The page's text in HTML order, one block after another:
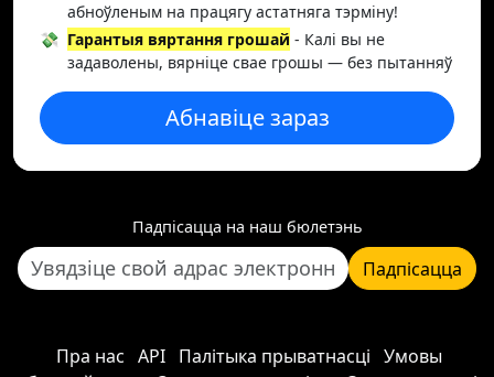
абноўленым на працягу астатняга тэрміну!
💸 Гарантыя вяртання грошай - Калі вы не
задаволены, вярніце свае грошы — без пытанняў
Абнавіце зараз
Падпісацца на наш бюлетэнь
Падпісацца
Пра нас API Палітыка прыватнасці Умовы